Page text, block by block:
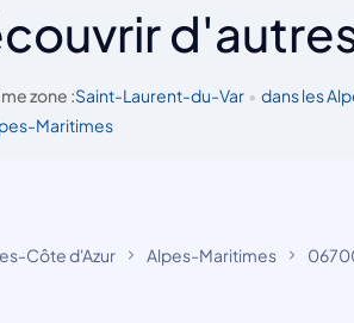
zone :Saint-Laurent-du-Var • dans les
Maritimes
Côte d'Azur Alpes-Maritimes